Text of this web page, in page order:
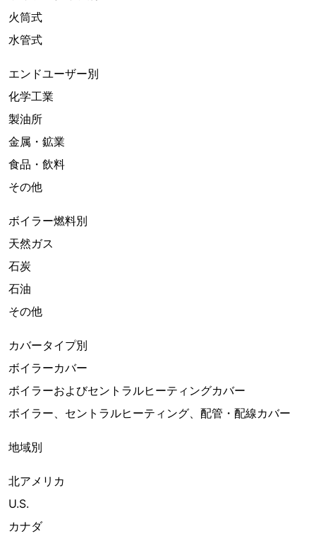
火筒式
水管式
エンドユーザー別
化学工業
製油所
金属・鉱業
食品・飲料
その他
ボイラー燃料別
天然ガス
石炭
石油
その他
カバータイプ別
ボイラーカバー
ボイラーおよびセントラルヒーティングカバー
ボイラー、セントラルヒーティング、配管・配線カバー
地域別
北アメリカ
U.S.
カナダ